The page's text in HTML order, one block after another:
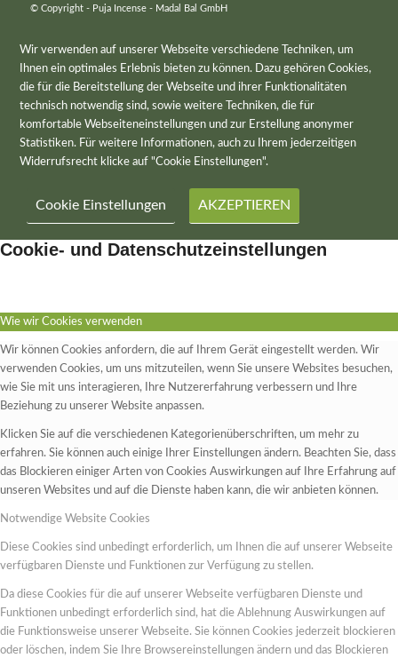
© Copyright - Puja Incense - Madal Bal GmbH
Wir verwenden auf unserer Webseite verschiedene Techniken, um
Ihnen ein optimales Erlebnis bieten zu können. Dazu gehören Cookies,
die für die Bereitstellung der Webseite und ihrer Funktionalitäten
technisch notwendig sind, sowie weitere Techniken, die für
komfortable Webseiteneinstellungen und zur Erstellung anonymer
Statistiken. Für weitere Informationen, auch zu Ihrem jederzeitigen
Widerrufsrecht klicke auf "Cookie Einstellungen".
Cookie Einstellungen AKZEPTIEREN
Cookie- und Datenschutzeinstellungen
Wie wir Cookies verwenden
Wir können Cookies anfordern, die auf Ihrem Gerät eingestellt werden. Wir
verwenden Cookies, um uns mitzuteilen, wenn Sie unsere Websites besuchen,
wie Sie mit uns interagieren, Ihre Nutzererfahrung verbessern und Ihre
Beziehung zu unserer Website anpassen.
Klicken Sie auf die verschiedenen Kategorienüberschriften, um mehr zu
erfahren. Sie können auch einige Ihrer Einstellungen ändern. Beachten Sie, dass
das Blockieren einiger Arten von Cookies Auswirkungen auf Ihre Erfahrung auf
unseren Websites und auf die Dienste haben kann, die wir anbieten können.
Notwendige Website Cookies
Diese Cookies sind unbedingt erforderlich, um Ihnen die auf unserer Webseite
verfügbaren Dienste und Funktionen zur Verfügung zu stellen.
Da diese Cookies für die auf unserer Webseite verfügbaren Dienste und
Funktionen unbedingt erforderlich sind, hat die Ablehnung Auswirkungen auf
die Funktionsweise unserer Webseite. Sie können Cookies jederzeit blockieren
oder löschen, indem Sie Ihre Browsereinstellungen ändern und das Blockieren